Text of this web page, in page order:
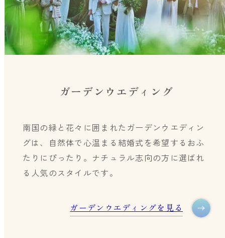
ガーデンウエディング
南国の緑と花々に囲まれたガーデンウエディン
グは、自然体で心温まる結婚式を希望するおふ
たりにぴったり。ナチュラル志向の方に選ばれ
る人気のスタイルです。
ガーデンウエディングを見る